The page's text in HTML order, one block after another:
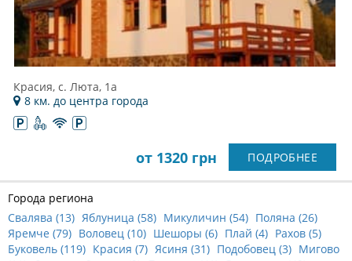
Красия, c. Люта, 1а
8 км. до центра города
от 1320 грн ПОДРОБНЕЕ
Города региона
Свалява (13) Яблуница (58) Микуличин (54) Поляна (26)
Яремче (79) Воловец (10) Шешоры (6) Плай (4) Рахов (5)
Буковель (119) Красия (7) Ясиня (31) Подобовец (3) Мигово